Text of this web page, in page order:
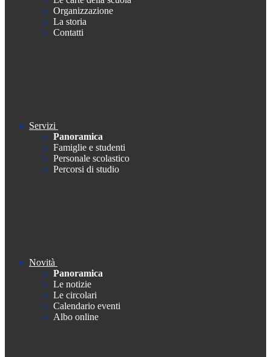
Organizzazione
La storia
Contatti
Servizi
Panoramica
Famiglie e studenti
Personale scolastico
Percorsi di studio
Novità
Panoramica
Le notizie
Le circolari
Calendario eventi
Albo online